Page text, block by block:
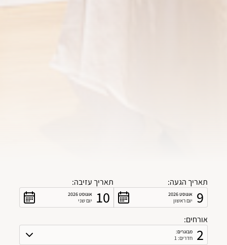
תאריך הגעה:
9 אוגוסט 2026
יום ראשון
תאריך עזיבה:
10 אוגוסט 2026
יום שני
אורחים:
2 מבוגרים:
חדרים: 1